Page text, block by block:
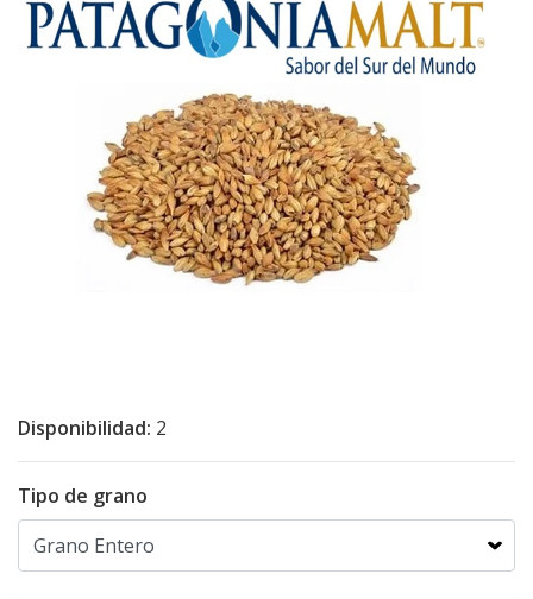
Disponibilidad: 2
Tipo de grano